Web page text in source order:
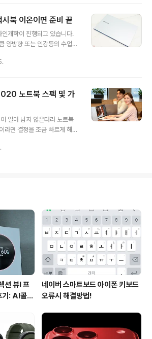
께 시작되었습니다. 명석하
헨리인 만큼 뭔가 날카로운
감이 들더군요. 헨리와 함께
에 대한 대략적인 파악을 할
북 이온이면 준비 끝
개학이 진행되고 있습니다.
양방향 또는 인강등의 수업을
재택근무까지 다양한 상황에
성능까지 두루 만족스런 제
성 갤럭시북 이온은 가볍고
있어서도 세련되면서 트랜디
직장인까지 두루 사용하기
. 디자인부터 살펴보면 삼성
라 컬러와 프리즘 힌지가 탑
노트북 스펙 및 가
얼마 남지 않은터라 노트북
라면 결정을 조금 빠르게 해야
과 가격이 공개되면서 사전
작과 큰 차이가 없어 보이는
많은 것들이 업그레이드 되
전작에서는 8시대 커피 레
램 17 2020 노트북은 10세
강력한 퍼포먼스를 즐길 수
션 뷰I 프
기: AI콜드
네이버 스마트보드 아이폰 키보드
오류시 해결방법!